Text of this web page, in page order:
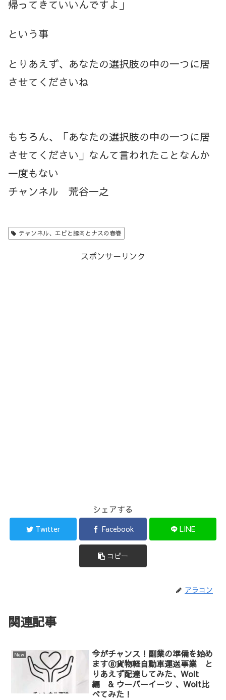
帰ってきていいんですよ」
という事
とりあえず、あなたの選択肢の中の一つに居
させてくださいね
もちろん、「あなたの選択肢の中の一つに居
させてください」なんて言われたことなんか
一度もない
チャンネル 荒谷一之
チャンネル、エビと豚肉とナスの春巻
スポンサーリンク
シェアする
Twitter Facebook LINE
コピー
アラコン
関連記事
New
今がチャンス！副業の準備を始め
ます⑧貨物軽自動車運送事業 と
りあえず配達してみた、Wolt
編 & ウーバーイーツ 、Wolt比
べてみた！